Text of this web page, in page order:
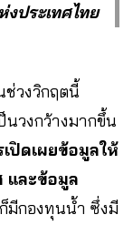
ประเทศไทย
ช่วงวิกฤตนี้
นวงกว้างมากขึ้น
ปิดเผยข้อมูลให้
และข้อมูล
มีกองทุนน้ำ ซึ่งมี